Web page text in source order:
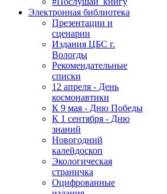
Электронная библиотека
Презентации и
сценарии
Издания ЦБС г.
Вологды
Рекомендательные
списки
12 апреля - День
космонавтики
К 9 мая - Дню Победы
К 1 сентября - Дню
знаний
Новогодний
калейдоскоп
Экологическая
страничка
Оцифрованные